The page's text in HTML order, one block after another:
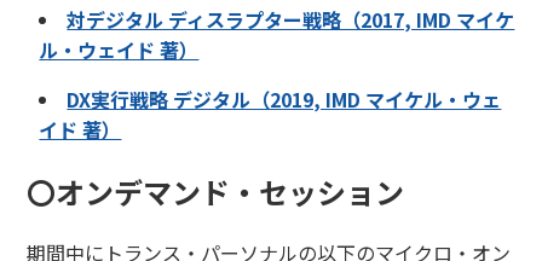
にする戦略性を身に着けていきます。同時にこれらを実
現するための組織や立場を超えた信頼関係を他の参加者
プログラム終了後はUNLOCK QUESTの学びを実務に活
かし、変革リーダーとして活躍することが期待されま
を継続的にサポートします。また、さらなる変革リーダ
対デジタル ディスラプター戦略（2017, IMD マイケ
ル・ウェイド 著）
DX実行戦略 デジタル（2019, IMD マイケル・ウェ
イド 著）
〇オンデマンド・セッション
期間中にトランス・パーソナルの以下のマイクロ・オン